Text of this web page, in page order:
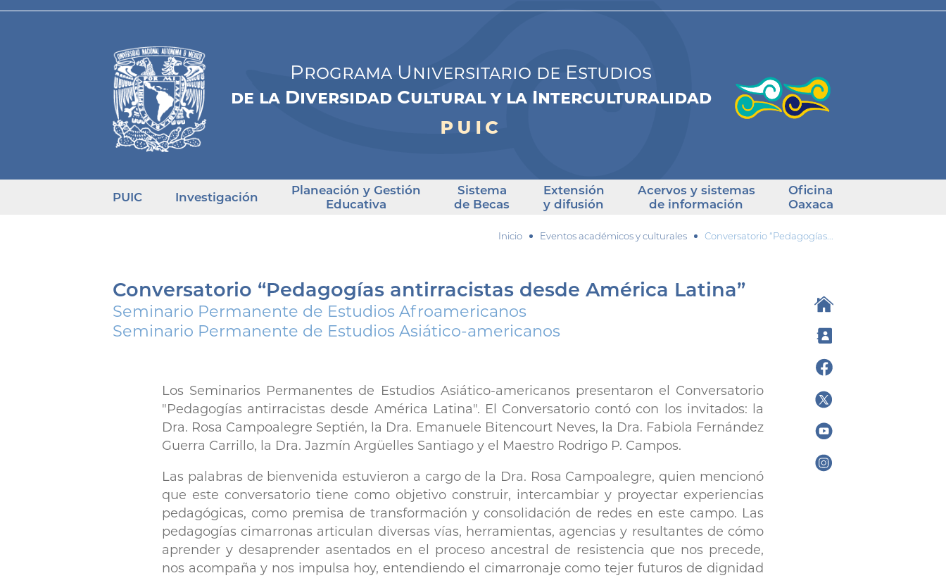
Programa Universitario de Estudios
de la Diversidad Cultural y la Interculturalidad
puic
PUIC Investigación
Planeación y Gestión
Educativa
Sistema
de Becas
Extensión
y difusión
Acervos y sistemas
de información
Oficina
Oaxaca
Inicio Eventos académicos y culturales Conversatorio “Pedagogías...
Conversatorio “Pedagogías antirracistas desde América Latina”
Seminario Permanente de Estudios Afroamericanos
Seminario Permanente de Estudios Asiático-americanos
Los Seminarios Permanentes de Estudios Asiático-americanos presentaron el Conversatorio
"Pedagogías antirracistas desde América Latina". El Conversatorio contó con los invitados: la
Dra. Rosa Campoalegre Septién, la Dra. Emanuele Bitencourt Neves, la Dra. Fabiola Fernández
Guerra Carrillo, la Dra. Jazmín Argüelles Santiago y el Maestro Rodrigo P. Campos.
Las palabras de bienvenida estuvieron a cargo de la Dra. Rosa Campoalegre, quien mencionó
que este conversatorio tiene como objetivo construir, intercambiar y proyectar experiencias
pedagógicas, como premisa de transformación y consolidación de redes en este campo. Las
pedagogías cimarronas articulan diversas vías, herramientas, agencias y resultantes de cómo
aprender y desaprender asentados en el proceso ancestral de resistencia que nos precede,
nos acompaña y nos impulsa hoy, entendiendo el cimarronaje como tejer futuros de dignidad